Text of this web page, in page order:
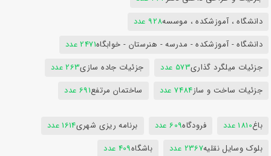
دانشگاه ، آموزشکده ، موسسه928 عدد
دانشگاه - آموزشکده - مدرسه - هنرستان - خوابگاه2471 عدد
جزئیات میلگرد گذاری573 عدد جزئیات جاده سازی263 عدد
جزئیات ساخت و ساز7484 عدد ساختمان مرتفع691 عدد
باغ1810 عدد فرودگاه609 عدد برنامه ریزی شهری1614 عدد
بلوک وسایل نقلیه2367 عدد باشگاه409 عدد